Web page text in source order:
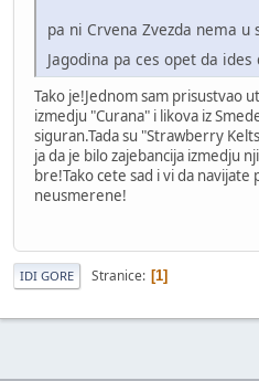
pa ni Crvena Zvezda nema u
Jagodina pa ces opet da
Tako je!Jednom sam prisustvao
izmedju "Curana" i likova iz
siguran.Tada su "Strawberry
ja da je bilo zajebancija izmedju
bre!Tako cete sad i vi da
neusmerene!
IDI GORE Stranice 1